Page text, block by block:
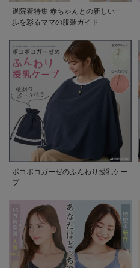
退院着特集 赤ちゃんとの新しい一
歩を彩るママの服装ガイド
ポコポコガーゼのふんわり授乳ケー
プ